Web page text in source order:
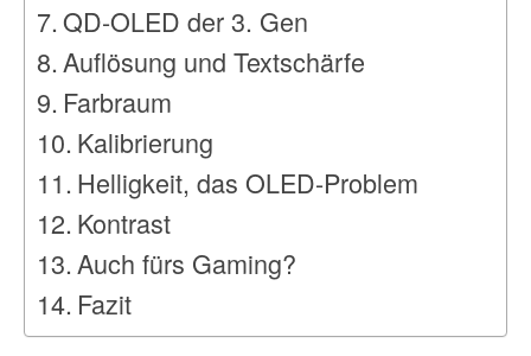
QD-OLED der 3. Gen
Auflösung und Textschärfe
Farbraum
Kalibrierung
Helligkeit, das OLED-Problem
Kontrast
Auch fürs Gaming?
Fazit